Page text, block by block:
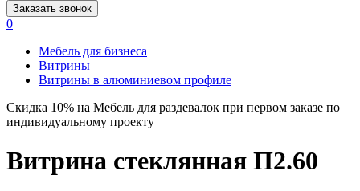
Заказать звонок
0
Мебель для бизнеса
Витрины
Витрины в алюминиевом профиле
Скидка 10% на Мебель для раздевалок при первом заказе по
индивидуальному проекту
Витрина стеклянная П2.60